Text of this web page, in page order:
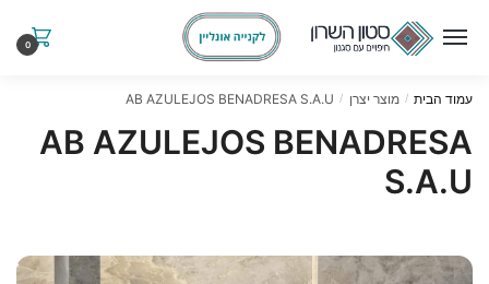
0
עמוד הבית / מוצר יצרן /
AB AZULEJOS BENADRESA S.A.U
AB AZULEJOS BENADRESA
S.A.U